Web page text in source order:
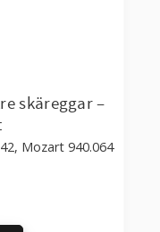
skäreggar –
Mozart 940.064